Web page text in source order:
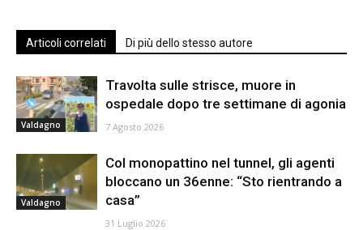
Articoli correlati Di più dello stesso autore
Valdagno
Travolta sulle strisce, muore in
ospedale dopo tre settimane di agonia
7 Agosto 2026
Valdagno
Col monopattino nel tunnel, gli agenti
bloccano un 36enne: “Sto rientrando a
casa”
31 Luglio 2026